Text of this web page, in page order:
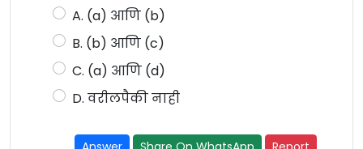
A. (a) आणि (b)
B. (b) आणि (c)
C. (a) आणि (d)
D. वरीलपैकी नाही